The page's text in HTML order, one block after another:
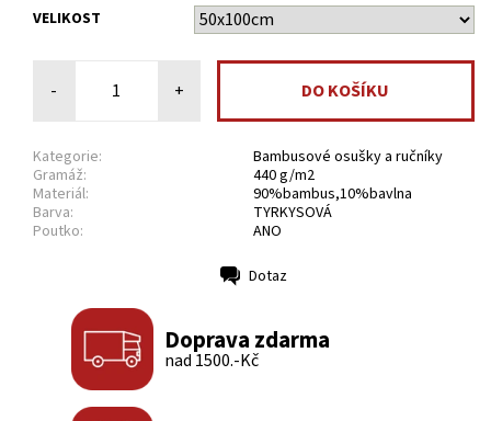
VELIKOST
- +
Kategorie:
Bambusové osušky a ručníky
Gramáž:
440 g/m2
Materiál:
90%bambus,10%bavlna
Barva:
TYRKYSOVÁ
Poutko:
ANO
Dotaz
Doprava zdarma
nad 1500.-Kč